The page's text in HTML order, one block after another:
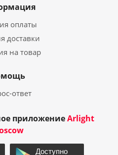
оплаты
доставки
на товар
ответ
приложениеArlight